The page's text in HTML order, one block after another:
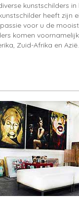
kunstschilders in
heeft zijn
voor u de
komen
Zuid-Afrika en Azië.